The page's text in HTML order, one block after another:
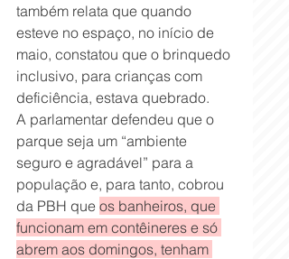
também relata que quando
esteve no espaço, no início de
maio, constatou que o brinquedo
inclusivo, para crianças com
deficiência, estava quebrado.
A parlamentar defendeu que o
parque seja um “ambiente
seguro e agradável” para a
população e, para tanto, cobrou
da PBH que os banheiros, que
funcionam em contêineres e só
abrem aos domingos, tenham